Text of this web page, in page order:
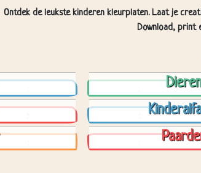
Ontdek de leukste kinderen kleurplaten. Laat je
Download, print
Dieren